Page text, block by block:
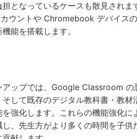
担となっているケースも散見され
ウントや Chromebook デバイス
能を搭載します。
ップでは、Google Classroom
して既存のデジタル教科書・教
を強化します。これらの機能強化
、先生方がより多くの時間を子